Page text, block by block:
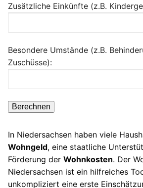
Zusätzliche Einkünfte (z.B.
Besondere Umstände (z.B.
Zuschüsse):
Berechnen
In Niedersachsen haben viele
Wohngeld, eine staatliche
Förderung der Wohnkosten. Der
Niedersachsen ist ein hilfreiches
unkompliziert eine erste